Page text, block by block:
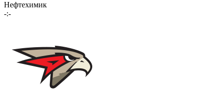
Нефтехимик
-:-